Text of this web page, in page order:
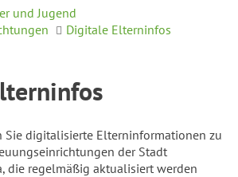
und Jugend
Digitale Elterninfos
Sie digitalisierte Elterninformationen zu
der Stadt
die regelmäßig aktualisiert werden